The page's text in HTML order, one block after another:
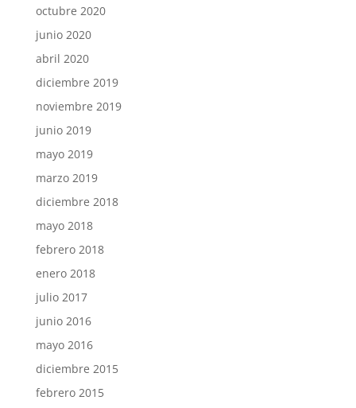
octubre 2020
junio 2020
abril 2020
diciembre 2019
noviembre 2019
junio 2019
mayo 2019
marzo 2019
diciembre 2018
mayo 2018
febrero 2018
enero 2018
julio 2017
junio 2016
mayo 2016
diciembre 2015
febrero 2015